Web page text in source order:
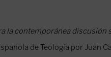
la contemporánea discusión
de Teología por Juan